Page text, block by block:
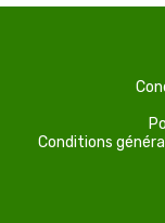
Conditions